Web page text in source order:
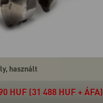
használt
HUF (31 488 HUF + ÁFA)